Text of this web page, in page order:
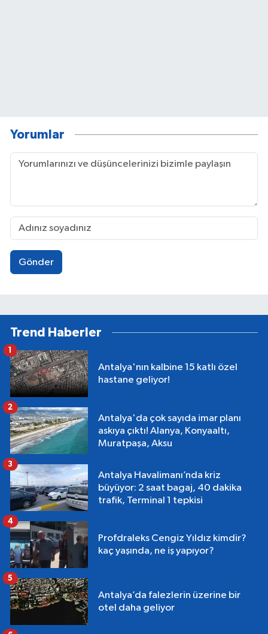
Yorumlar
Gönder
Trend Haberler
Antalya'nın kalbine 15 katlı özel
hastane geliyor!
1
Antalya'da çok sayıda imar planı
askıya çıktı! Alanya, Konyaaltı,
Muratpaşa, Aksu
2
Antalya Havalimanı’nda kriz
büyüyor: 2 saat bagaj, 40 dakika
trafik, Terminal 1 tepkisi
3
Profdraleks Cengiz Yıldız kimdir?
kaç yaşında, ne iş yapıyor?
4
Antalya’da falezlerin üzerine bir
otel daha geliyor
5